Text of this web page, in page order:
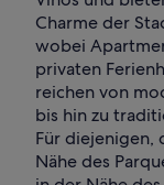
Charme der
wobei
privaten
reichen von
bis hin zu
Für diejenigen,
Nähe des